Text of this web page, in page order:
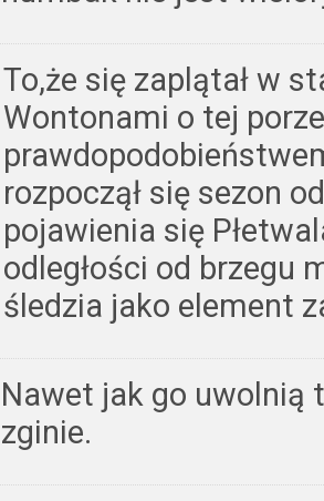
To,że się zaplątał w
Wontonami o tej
rozpoczął się sezon
pojawienia się
odległości od brzegu
śledzia jako element
Nawet jak go uwolnią
zginie.